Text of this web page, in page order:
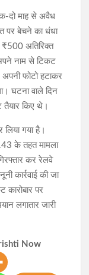
दो माह से अवैध
पर बेचने का धंधा
अतिरिक्त
नाम से टिकट
फोटो हटाकर
घटना वाले दिन
तैयार किए थे।
गया है।
के तहत मामला
कर रेलवे
कार्रवाई की जा
कारोबार पर
लगातार जारी
Now